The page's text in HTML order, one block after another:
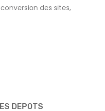
des sites,
DEPOTS